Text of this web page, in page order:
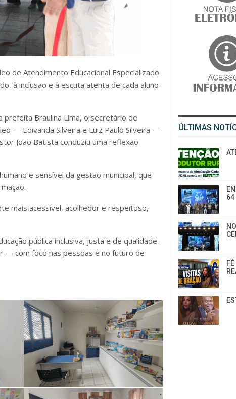
de Atendimento Educacional Especializado
à inclusão e à escuta atenta de cada aluno
Braulina Lima, o secretário de
— Edivanda Silveira e Luiz Paulo Silveira —
João Batista conduziu uma reflexão
e sensível da gestão municipal, que
mais acessível, acolhedor e respeitoso,
pública inclusiva, justa e de qualidade.
— com foco nas pessoas e no futuro de
ÚLTIMAS
64